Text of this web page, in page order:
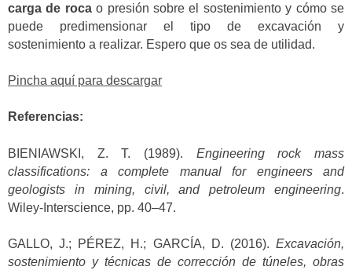
carga de rocao presión sobre el sostenimiento y cómo se
puede predimensionar el tipo de excavación y
sostenimiento a realizar. Espero que os sea de utilidad.
Pincha aquí para descargar
Referencias:
BIENIAWSKI, Z. T. (1989). Engineering rock mass
classifications: a complete manual for engineers and
geologists in mining, civil, and petroleum engineering.
Wiley-Interscience, pp. 40–47.
GALLO, J.; PÉREZ, H.; GARCÍA, D. (2016). Excavación,
sostenimiento y técnicas de corrección de túneles, obras